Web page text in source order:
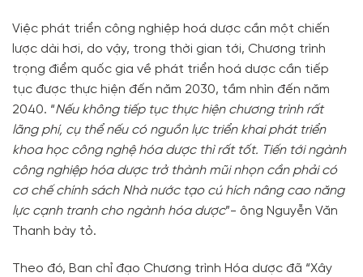
Việc phát triển công nghiệp hoá dược cần một chiến
lược dài hơi, do vậy, trong thời gian tới, Chương trình
trọng điểm quốc gia về phát triển hoá dược cần tiếp
tục được thực hiện đến năm 2030, tầm nhìn đến năm
2040. “Nếu không tiếp tục thực hiện chương trình rất
lãng phí, cụ thể nếu có nguồn lực triển khai phát triển
khoa học công nghệ hóa dược thì rất tốt. Tiến tới ngành
công nghiệp hóa dược trở thành mũi nhọn cần phải có
cơ chế chính sách Nhà nước tạo cú hích nâng cao năng
lực cạnh tranh cho ngành hóa dược”- ông Nguyễn Văn
Thanh bày tỏ.
Theo đó, Ban chỉ đạo Chương trình Hóa dược đã “Xây